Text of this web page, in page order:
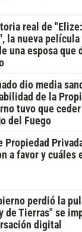
real de
la nueva
una esposa que
dio media
de la
tuvo que ceder
del Fuego
Propiedad
a favor y cuáles
perdió la
de Tierras" se
digital